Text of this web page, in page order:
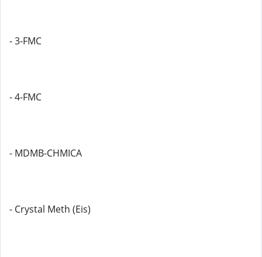
- 3-FMC
- 4-FMC
- MDMB-CHMICA
- Crystal Meth (Eis)